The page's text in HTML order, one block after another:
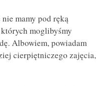
mamy pod ręką
moglibyśmy
Albowiem, powiadam
cierpiętniczego zajęcia,